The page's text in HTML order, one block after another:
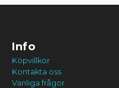
Info
Köpvillkor
Kontakta oss
Vanliga frågor